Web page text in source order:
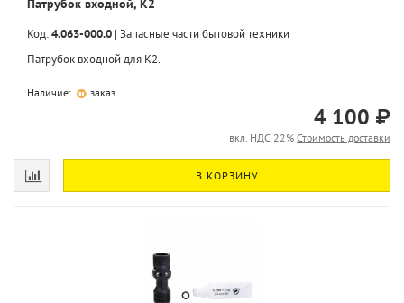
Патрубок входной, K2
Код:4.063-000.0 | Запасные части бытовой техники
Патрубок входной для K2.
Наличие: заказ
4 100 ₽
вкл. НДС 22% Стоимость доставки
В КОРЗИНУ